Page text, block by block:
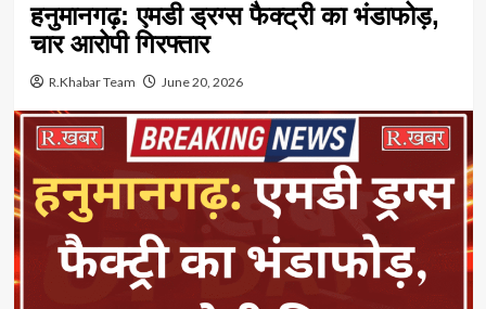
हनुमानगढ़: एमडी ड्रग्स फैक्ट्री का भंडाफोड़,
चार आरोपी गिरफ्तार
R.Khabar Team June 20, 2026